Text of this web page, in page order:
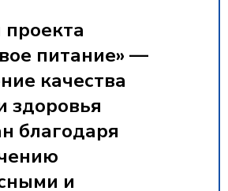
питание» —
качества
здоровья
благодаря
и